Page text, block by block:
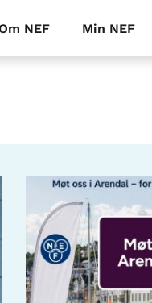
NEF Min NEF